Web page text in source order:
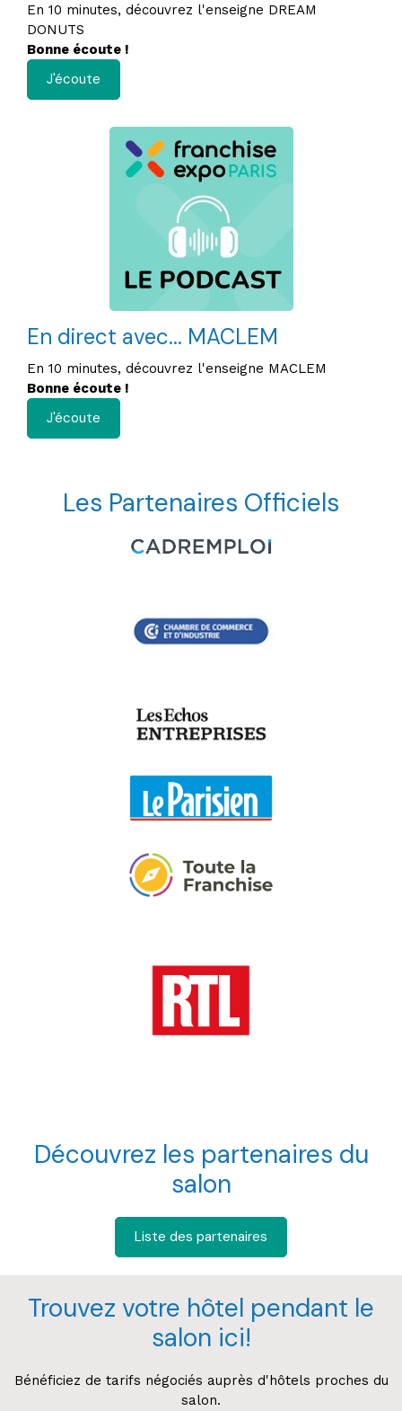
En 10 minutes, découvrez l'enseigne DREAM
DONUTS
Bonne écoute !
J'écoute
En direct avec... MACLEM
En 10 minutes, découvrez l'enseigne MACLEM
Bonne écoute !
J'écoute
Les Partenaires Officiels
Découvrez les partenaires du
salon
Liste des partenaires
Trouvez votre hôtel pendant le
salon ici!
Bénéficiez de tarifs négociés auprès d'hôtels proches du
salon.